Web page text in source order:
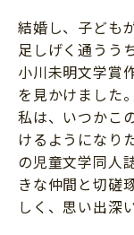
結婚し、子ども
足しげく通うう
小川未明文学賞
を見かけました
私は、いつかこ
けるようになり
の児童文学同人
きな仲間と切磋
しく、思い出深